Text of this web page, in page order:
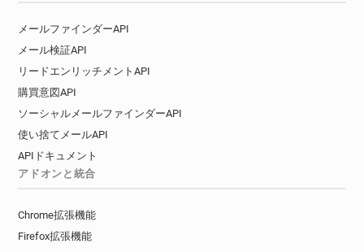
メールファインダーAPI
メール検証API
リードエンリッチメントAPI
購買意図API
ソーシャルメールファインダーAPI
使い捨てメールAPI
APIドキュメント
アドオンと統合
Chrome拡張機能
Firefox拡張機能